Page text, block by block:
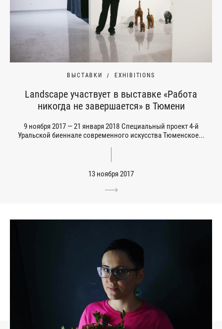
ВЫСТАВКИ EXHIBITIONS
Landscape участвует в выставке «Работа
никогда не завершается» в Тюмени
9 ноября 2017 — 21 января 2018 Специальный проект 4-й
Уральской биеннале современного искусства Тюменское...
13 ноября 2017